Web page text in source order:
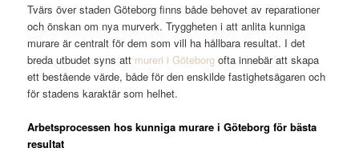
Tvärs över staden Göteborg finns både behovet av reparationer
och önskan om nya murverk. Tryggheten i att anlita kunniga
murare är centralt för dem som vill ha hållbara resultat. I det
breda utbudet syns att mureri i Göteborg ofta innebär att skapa
ett bestående värde, både för den enskilde fastighetsägaren och
för stadens karaktär som helhet.
Arbetsprocessen hos kunniga murare i Göteborg för bästa
resultat